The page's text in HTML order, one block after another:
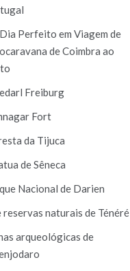
Perfeito em Viagem de
de Coimbra ao
Freiburg
Fort
da Tijuca
de Sêneca
Nacional de Darien
reservas naturais de Ténéré
arqueológicas de